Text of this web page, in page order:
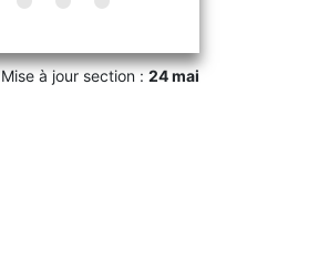
Mise à jour section :24 mai